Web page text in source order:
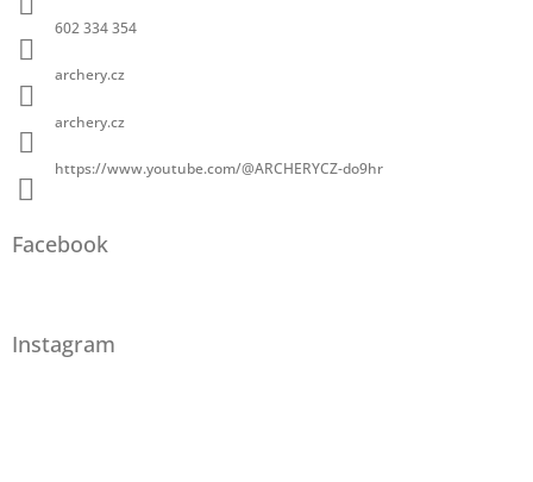
602 334 354
archery.cz
archery.cz
https://www.youtube.com/@ARCHERYCZ-do9hr
Facebook
Instagram